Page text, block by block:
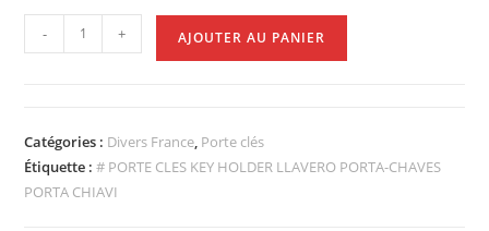
- + AJOUTER AU PANIER
Catégories : Divers France, Porte clés
Étiquette :# PORTE CLES KEY HOLDER LLAVERO PORTA-CHAVES
PORTA CHIAVI